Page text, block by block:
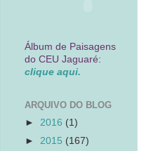
Álbum de Paisagens
do CEU Jaguaré:
clique aqui.
ARQUIVO DO BLOG
► 2016 (1)
► 2015 (167)